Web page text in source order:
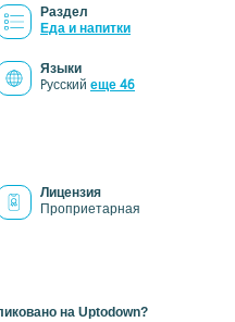
Раздел
Еда и напитки
Языки
Pусский еще 46
Лицензия
Проприетарная
на Uptodown?